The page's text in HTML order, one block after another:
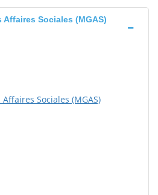
Sociales (MGAS)
Sociales (MGAS)